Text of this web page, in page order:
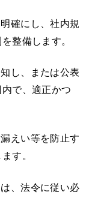
確にし、社内規
整備します。
し、または公表
で、適正かつ
えい等を防止す
す。
、法令に従い必